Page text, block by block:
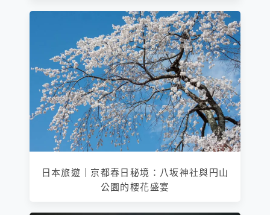
日本旅遊｜京都春日秘境：八坂神社與円山
公園的櫻花盛宴